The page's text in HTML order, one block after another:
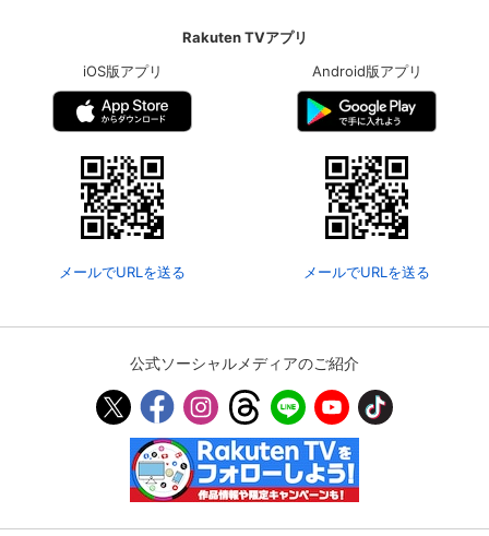
Rakuten TVアプリ
iOS版アプリ
メールでURLを送る
Android版アプリ
メールでURLを送る
公式ソーシャルメディアのご紹介